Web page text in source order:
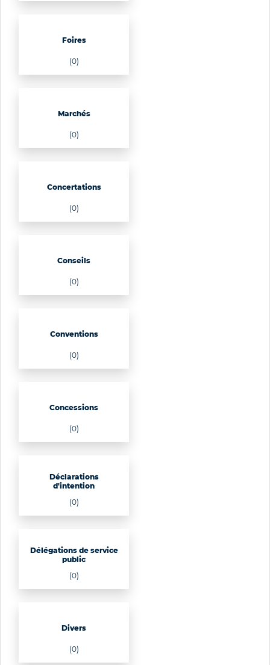
Foires
(0)
Marchés
(0)
Concertations
(0)
Conseils
(0)
Conventions
(0)
Concessions
(0)
Déclarations
d'intention
(0)
Délégations de service
public
(0)
Divers
(0)